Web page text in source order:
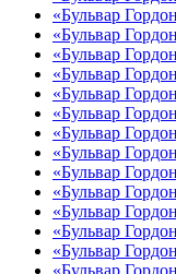
«Бульвар
«Бульвар
«Бульвар
«Бульвар
«Бульвар
«Бульвар
«Бульвар
«Бульвар
«Бульвар
«Бульвар
«Бульвар
«Бульвар
«Бульвар
«Бульвар